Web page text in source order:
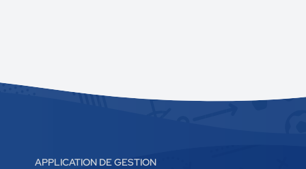
APPLICATION DE GESTION